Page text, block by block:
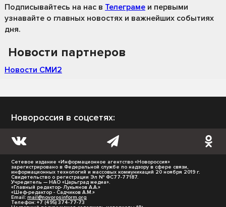
Подписывайтесь на нас в Телеграме и первыми
узнавайте о главных новостях и важнейших событиях
дня.
Новости партнеров
Новости СМИ2
Новороссия в соцсетях:
Сетевое издание «Информационное агентство «Новороссия»
зарегистрировано в Федеральной службе по надзору в сфере связи,
информационных технологий и массовых коммуникаций 20 ноября 2019 г.
Свидетельство о регистрации Эл № ФС77-77187.
Учредитель — НАО «Царьград медиа».
«Главный редактор- Лукьянов А.А.»
«Шеф-редактор - Садчиков А.М.»
Email: mail@novorosinform.org
Телефон: +7 (495) 374-77-73